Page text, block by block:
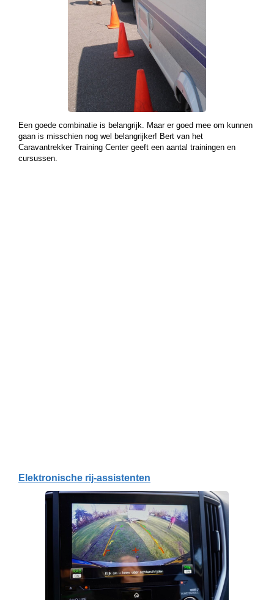
Een goede combinatie is belangrijk. Maar er goed mee om kunnen
gaan is misschien nog wel belangrijker! Bert van het
Caravantrekker Training Center geeft een aantal trainingen en
cursussen.
Elektronische rij-assistenten